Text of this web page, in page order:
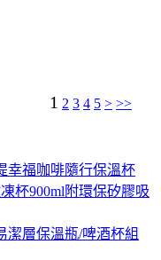
1 2 3 4 5 > >>
幸福咖啡隨行保溫杯
杯900ml附環保矽膠吸
潔層保溫瓶/啤酒杯組